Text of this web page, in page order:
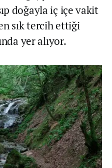
doğayla iç içe vakit
sık tercih ettiği
yer alıyor.